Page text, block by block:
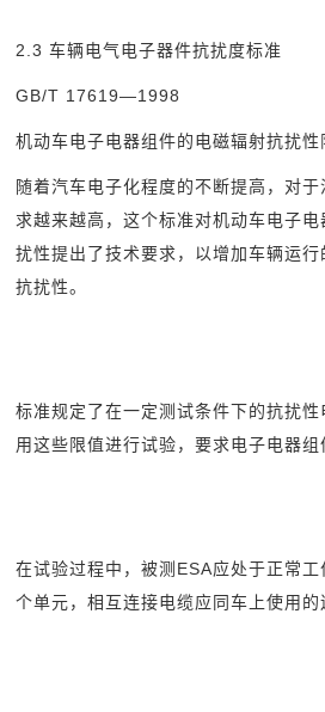
2.3车辆电气电子器件抗扰度标准
GB/T 17619—1998
机动车电子电器组件的电磁辐射抗扰
随着汽车电子化程度的不断提高，对
求越来越高，这个标准对机动车电子
扰性提出了技术要求，以增加车辆运
抗扰性。
标准规定了在一定测试条件下的抗扰
用这些限值进行试验，要求电子电器组
在试验过程中，被测ESA应处于正常
个单元，相互连接电缆应同车上使用的